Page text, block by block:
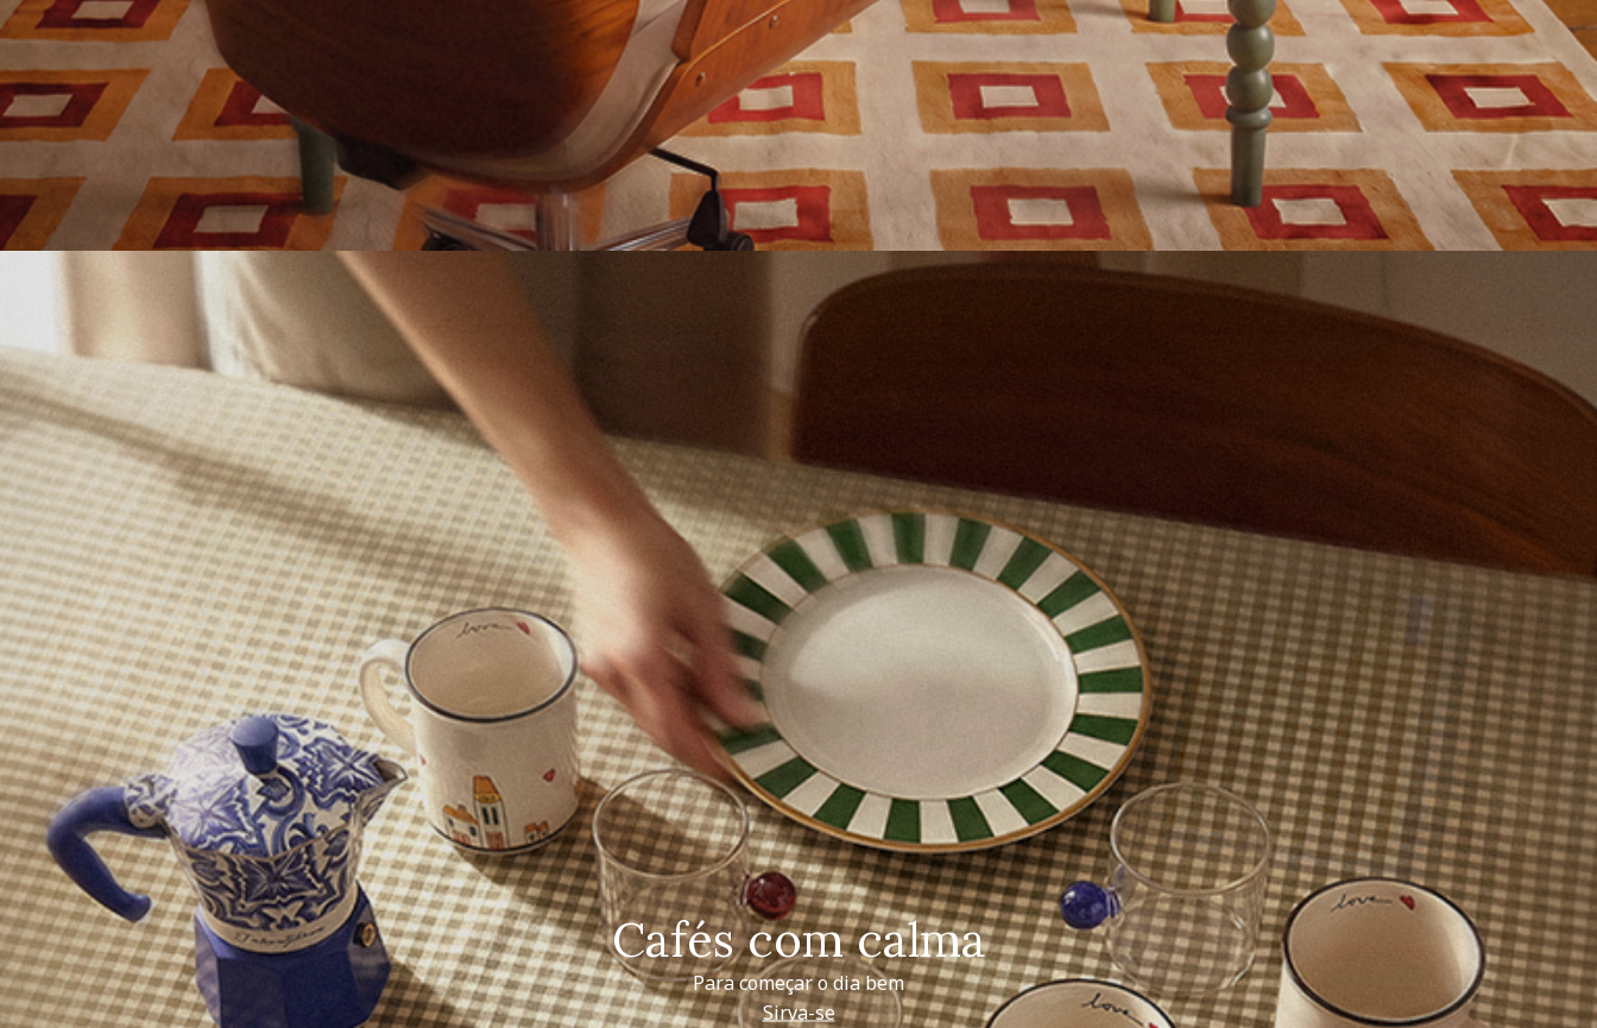
Cafés com calma
Para começar o dia bem
Sirva-se